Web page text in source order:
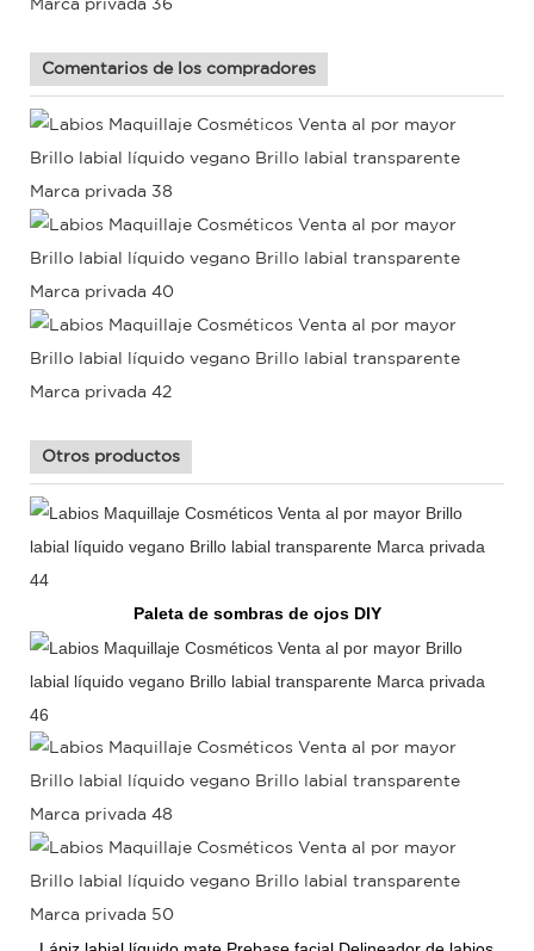
Comentarios de los compradores
Otros productos
Paleta de sombras de ojos DIY